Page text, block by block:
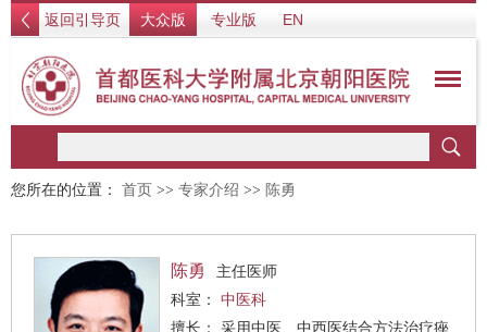
返回引导页 大众版 专业版 EN
您所在的位置： 首页 >> 专家介绍 >> 陈勇
陈勇
主任医师
科室： 中医科
擅长： 采用中医、中西医结合方法治疗痤